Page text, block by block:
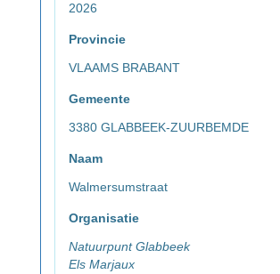
2026
Provincie
VLAAMS BRABANT
Gemeente
3380 GLABBEEK-ZUURBEMDE
Naam
Walmersumstraat
Organisatie
Natuurpunt Glabbeek
Els Marjaux